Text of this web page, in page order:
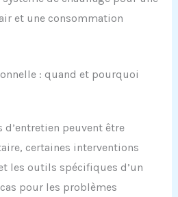
et une consommation
: quand et pourquoi
d’entretien peuvent être
certaines interventions
les outils spécifiques d’un
pour les problèmes